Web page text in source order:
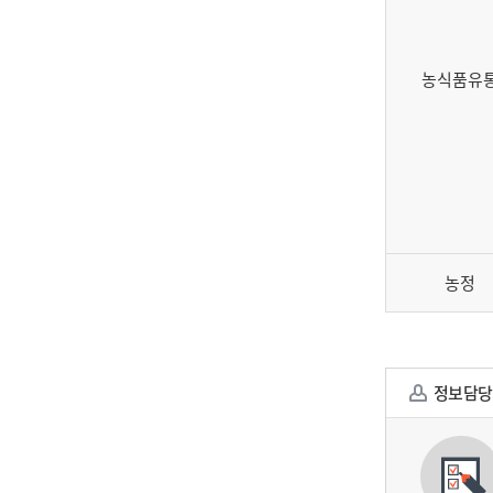
농식품유
농정
정보담